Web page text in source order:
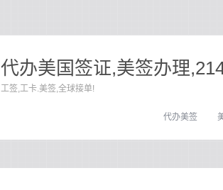
代办美国签证,美签办理
工签,工卡.美签,全球接单!
代办美签